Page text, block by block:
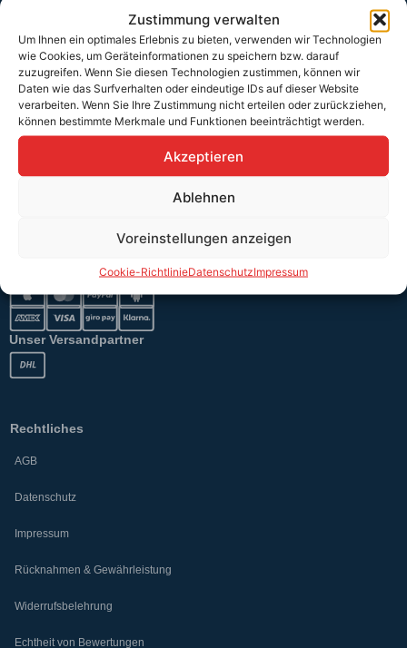
Zustimmung verwalten
Um Ihnen ein optimales Erlebnis zu bieten, verwenden wir Technologien
wie Cookies, um Geräteinformationen zu speichern bzw. darauf
zuzugreifen. Wenn Sie diesen Technologien zustimmen, können wir
Daten wie das Surfverhalten oder eindeutige IDs auf dieser Website
verarbeiten. Wenn Sie Ihre Zustimmung nicht erteilen oder zurückziehen,
können bestimmte Merkmale und Funktionen beeinträchtigt werden.
Akzeptieren
Ablehnen
Voreinstellungen anzeigen
Cookie-RichtlinieDatenschutzImpressum
Service & Hilfe
Kontakt
Widerrufsbelehrung
Rücknahmen & Gewährleistung
Erklärung §12 Abs. 3 UStG
Unser Versandpartner
Rechtliches
AGB
Datenschutz
Impressum
Rücknahmen & Gewährleistung
Widerrufsbelehrung
Echtheit von Bewertungen